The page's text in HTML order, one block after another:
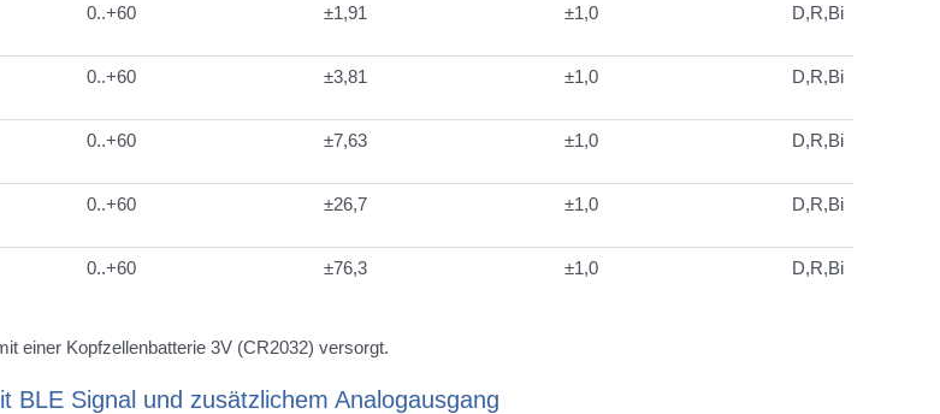
0..+60 ±1,91 ±1,0 D,R,Bi
0..+60 ±3,81 ±1,0 D,R,Bi
0..+60 ±7,63 ±1,0 D,R,Bi
0..+60 ±26,7 ±1,0 D,R,Bi
0..+60 ±76,3 ±1,0 D,R,Bi
einer Kopfzellenbatterie 3V (CR2032) versorgt.
Signal und zusätzlichem Analogausgang